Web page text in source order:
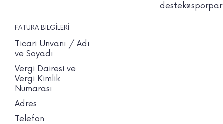
FATURA BİLGİLERİ
Ticari Unvanı / Adı
ve Soyadı
Vergi Dairesi ve
Vergi Kimlik
Numarası
Adres
Telefon